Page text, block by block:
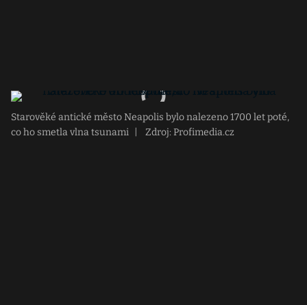
Starověké antické město Neapolis bylo nalezeno 1700 let poté,
co ho smetla vlna tsunami
Zdroj: Profimedia.cz